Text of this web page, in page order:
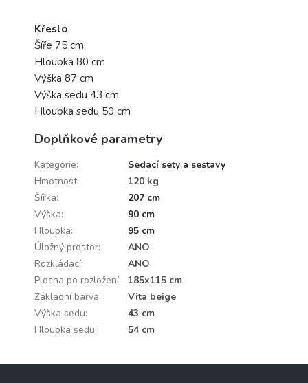
Křeslo
Šíře 75 cm
Hloubka 80 cm
Výška 87 cm
Výška sedu 43 cm
Hloubka sedu 50 cm
Doplňkové parametry
Kategorie:
Sedací sety a sestavy
Hmotnost:
120 kg
Šířka:
207 cm
Výška:
90 cm
Hloubka:
95 cm
Úložný prostor:
ANO
Rozkládací:
ANO
Plocha po rozložení:
185x115 cm
Základní barva:
Vita beige
Výška sedu:
43 cm
Hloubka sedu: 54 cm